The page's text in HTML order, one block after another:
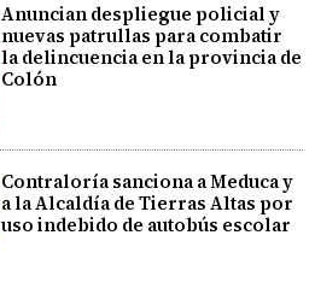
Anuncian despliegue policial y
nuevas patrullas para combatir
la delincuencia en la provincia de
Colón
Contraloría sanciona a Meduca y
a la Alcaldía de Tierras Altas por
uso indebido de autobús escolar